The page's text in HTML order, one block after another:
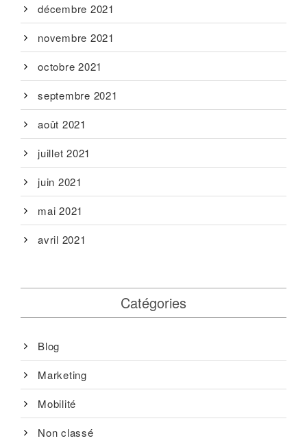
décembre 2021
novembre 2021
octobre 2021
septembre 2021
août 2021
juillet 2021
juin 2021
mai 2021
avril 2021
Catégories
Blog
Marketing
Mobilité
Non classé